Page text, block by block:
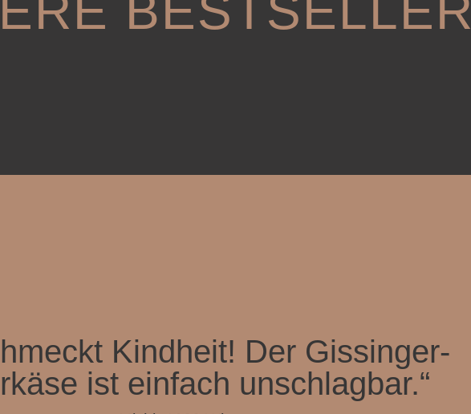
Kindheit! Der Gissinger-
ist einfach unschlagbar.“